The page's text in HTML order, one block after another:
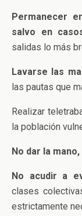
Permanecer
salvo en
salidas lo más
Lavarse las
las pautas que
Realizar
la población
No dar la
No acudir a
clases
estrictamente